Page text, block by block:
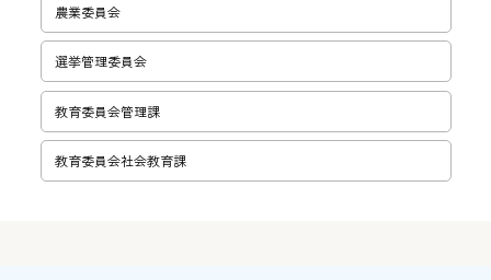
農業委員会
選挙管理委員会
教育委員会管理課
教育委員会社会教育課